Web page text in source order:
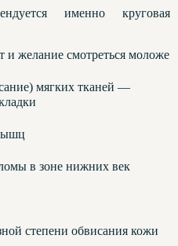
именно круговая
и желание смотреться моложе
мягких тканей —
в зоне нижних век
степени обвисания кожи